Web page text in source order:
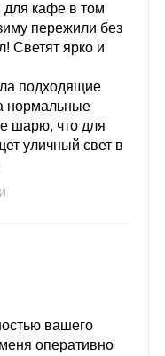
для кафе в том
пережили без
Светят ярко и
подходящие
нормальные
шарю, что для
уличный свет в
вашего
оперативно